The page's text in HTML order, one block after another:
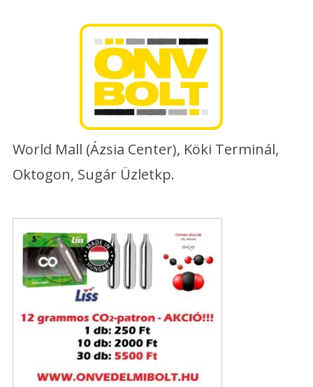
World Mall (Ázsia Center), Köki Terminál,
Oktogon, Sugár Üzletkp.